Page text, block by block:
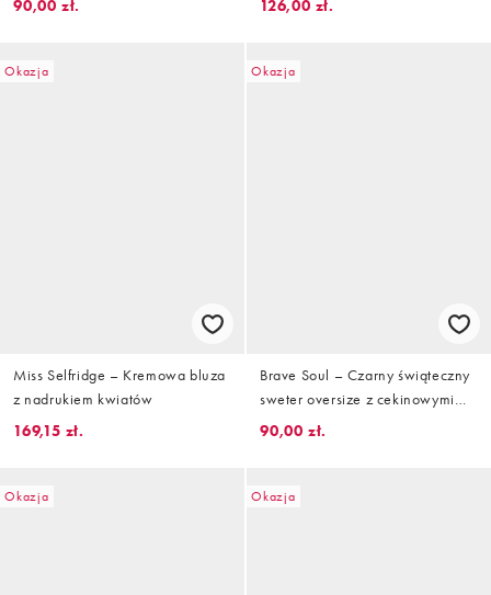
90,00 zł. 126,00 zł.
Okazja
Miss Selfridge – Kremowa bluza
z nadrukiem kwiatów
169,15 zł.
Okazja
Brave Soul – Czarny świąteczny
sweter oversize z cekinowymi
laskami cukrowymi
90,00 zł.
Okazja Okazja